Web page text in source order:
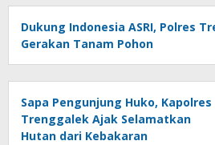
Dukung Indonesia ASRI, Polres
Gerakan Tanam Pohon
Sapa Pengunjung Huko, Kapolres
Trenggalek Ajak Selamatkan
Hutan dari Kebakaran